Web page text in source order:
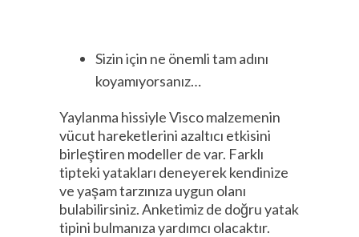
Sizin için ne önemli tam adını
koyamıyorsanız…
Yaylanma hissiyle Visco malzemenin
vücut hareketlerini azaltıcı etkisini
birleştiren modeller de var. Farklı
tipteki yatakları deneyerek kendinize
ve yaşam tarzınıza uygun olanı
bulabilirsiniz. Anketimiz de doğru yatak
tipini bulmanıza yardımcı olacaktır.